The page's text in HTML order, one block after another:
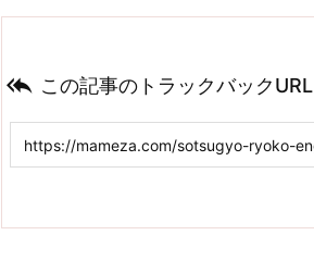
 この記事のトラックバックURL